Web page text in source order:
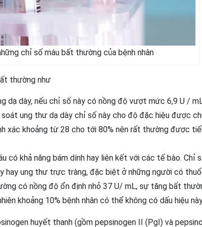
chỉ số máu bất thường của bệnh nhân
thường như
dạ dày, nếu chỉ số này có nồng độ vượt mức 6,9 U /
ung thư dạ dày chỉ số này cho độ đặc hiệu được
xác khoảng từ 28 cho tới 80% nên rất thường được
có khả năng bám dính hay liên kết với các tế bào. Chỉ
hay ung thư trực tràng, đặc biệt ở những người có
có nồng độ ổn định nhỏ 37 U/ mL, sự tăng bất
khoảng 10% bệnh nhân có thể không có dấu hiệu
huyết thanh (gồm pepsinogen II (PgI) và